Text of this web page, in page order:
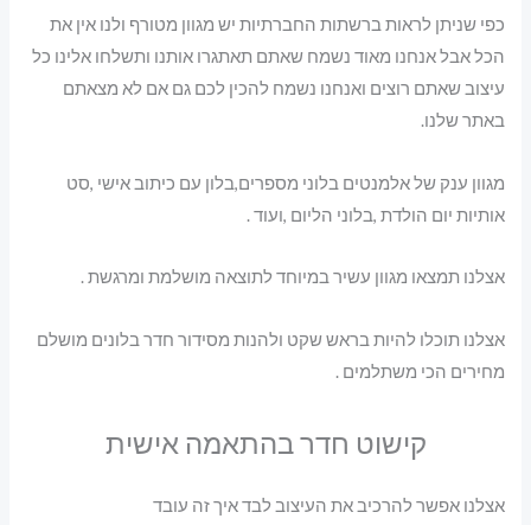
כפי שניתן לראות ברשתות החברתיות יש מגוון מטורף ולנו אין את
הכל אבל אנחנו מאוד נשמח שאתם תאתגרו אותנו ותשלחו אלינו כל
עיצוב שאתם רוצים ואנחנו נשמח להכין לכם גם אם לא מצאתם
באתר שלנו.
מגוון ענק של אלמנטים בלוני מספרים,בלון עם כיתוב אישי ,סט
אותיות יום הולדת ,בלוני הליום ,ועוד .
אצלנו תמצאו מגוון עשיר במיוחד לתוצאה מושלמת ומרגשת .
אצלנו תוכלו להיות בראש שקט ולהנות מסידור חדר בלונים מושלם
מחירים הכי משתלמים .
קישוט חדר בהתאמה אישית
אצלנו אפשר להרכיב את העיצוב לבד איך זה עובד